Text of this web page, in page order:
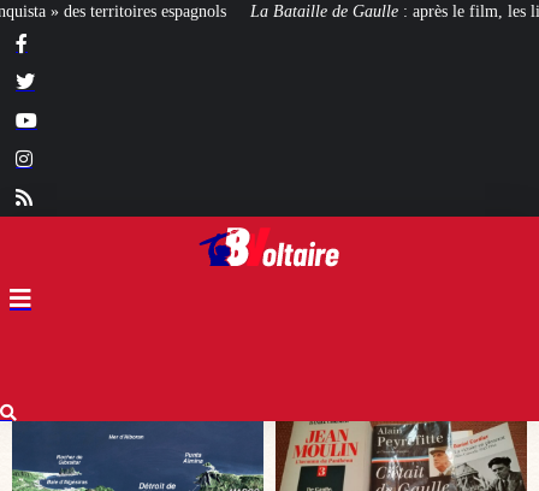
La Bataille de Gaulle : après le film, les livres ! [CINÉMA]De la